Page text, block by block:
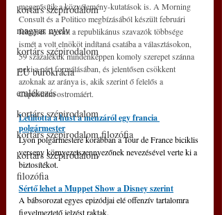
kortárs szépirodalom
magyar nyelv
kortárs szépirodalom
EU bürokrácia
emlékezés
kortárs szépirodalom
kortárs szépirodalom filozófia
kortárs szépirodalom
filozófia
megerősítik a közvélemény-kutatások is. A Morning
Consult és a Politico megbízásából készült februári
felmérés szerint a republikánus szavazók többsége
ismét a volt elnököt indítaná csatába a választásokon,
59 százalékuk mindenképpen komoly szerepet szánna
neki a párt formálásában, és jelentősen csökkent
azoknak az aránya is, akik szerint ő felelős a
Capitolium ostromáért.
Letiltotta a húst a menzáról egy francia
polgármester
Lyon polgármestere korábban a Tour de France biciklis
verseny környezetszennyezőnek nevezésével verte ki a
biztosítékot.
Sértő lehet a Muppet Show a Disney szerint
A bábsorozat egyes epizódjai elé offenzív tartalomra
figyelmeztető jelzést raktak.